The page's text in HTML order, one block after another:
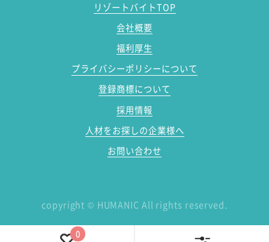
リゾートバイトTOP
会社概要
福利厚生
プライバシーポリシーについて
登録商標について
採用情報
人材をお探しの企業様へ
お問い合わせ
copyright © HUMANIC All rights reserved.
0